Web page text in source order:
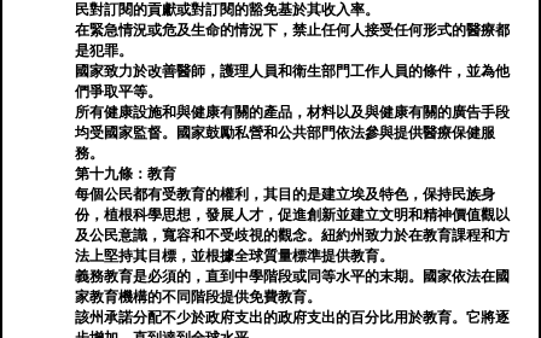
民對訂閱的貢獻或對訂閱的豁免基於其收入率。
在緊急情況或危及生命的情況下，禁止任何人接受任何形式的醫療都
是犯罪。
國家致力於改善醫師，護理人員和衛生部門工作人員的條件，並為他
們爭取平等。
所有健康設施和與健康有關的產品，材料以及與健康有關的廣告手段
均受國家監督。國家鼓勵私營和公共部門依法參與提供醫療保健服
務。
第十九條：教育
每個公民都有受教育的權利，其目的是建立埃及特色，保持民族身
份，植根科學思想，發展人才，促進創新並建立文明和精神價值觀以
及公民意識，寬容和不受歧視的觀念。紐約州致力於在教育課程和方
法上堅持其目標，並根據全球質量標準提供教育。
義務教育是必須的，直到中學階段或同等水平的末期。國家依法在國
家教育機構的不同階段提供免費教育。
該州承諾分配不少於政府支出的政府支出的百分比用於教育。它將逐